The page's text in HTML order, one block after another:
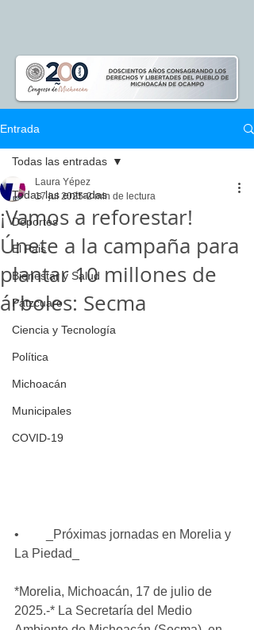
Entrada
Todas las entradas
Deportes
El Pais
Bienestar y Salud
Pátzcuaro
Ciencia y Tecnología
Política
Michoacán
Municipales
COVID-19
Todas las entradas
¡Vamos a reforestar!
Únete a la campaña para
plantar 10 millones de
árboles: Secma
Laura Yépez
17 jul 2025 2 min de lectura
•	_Próximas jornadas en Morelia y
La Piedad_
*Morelia, Michoacán, 17 de julio de
2025.-* La Secretaría del Medio